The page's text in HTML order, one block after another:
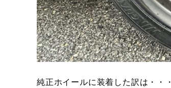
純正ホイールに装着した訳は・・・